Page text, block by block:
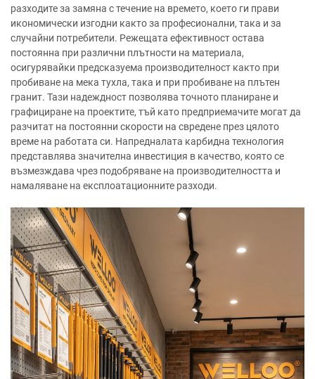
разходите за замяна с течение на времето, което ги прави
икономически изгодни както за професионални, така и за
случайни потребители. Режещата ефективност остава
постоянна при различни плътности на материала,
осигурявайки предсказуема производителност както при
пробиване на мека тухла, така и при пробиване на плътен
гранит. Тази надеждност позволява точното планиране и
графициране на проектите, тъй като предприемачите могат да
разчитат на постоянни скорости на свредене през цялото
време на работата си. Напредналата карбидна технология
представлява значителна инвестиция в качество, която се
възмезждава чрез подобряване на производителността и
намаляване на експлоатационните разходи.